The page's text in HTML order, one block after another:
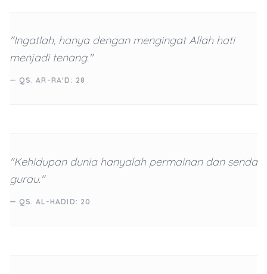
"Ingatlah, hanya dengan mengingat Allah hati
menjadi tenang."
— QS. AR-RA'D: 28
"Kehidupan dunia hanyalah permainan dan senda
gurau."
— QS. AL-HADID: 20